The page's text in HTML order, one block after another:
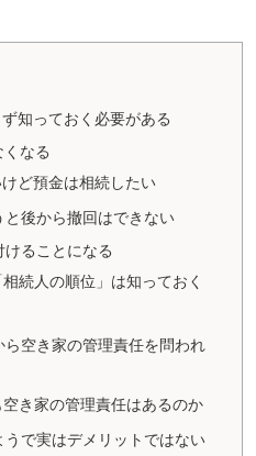
知っておく必要がある
なる
ど預金は相続したい
後から撤回はできない
ることになる
続人の順位」は知っておく
空き家の管理責任を問われ
き家の管理責任はあるのか
で実はデメリットではない